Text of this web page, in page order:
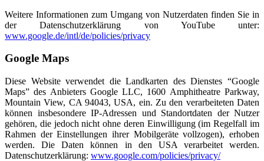
Weitere Informationen zum Umgang von Nutzerdaten finden Sie in
der Datenschutzerklärung von YouTube unter:
www.google.de/intl/de/policies/privacy
Google Maps
Diese Website verwendet die Landkarten des Dienstes “Google
Maps” des Anbieters Google LLC, 1600 Amphitheatre Parkway,
Mountain View, CA 94043, USA, ein. Zu den verarbeiteten Daten
können insbesondere IP-Adressen und Standortdaten der Nutzer
gehören, die jedoch nicht ohne deren Einwilligung (im Regelfall im
Rahmen der Einstellungen ihrer Mobilgeräte vollzogen), erhoben
werden. Die Daten können in den USA verarbeitet werden.
Datenschutzerklärung: www.google.com/policies/privacy/